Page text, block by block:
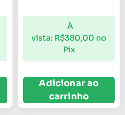
À
vista: R$380,00 no
Pix
Adicionar ao
carrinho